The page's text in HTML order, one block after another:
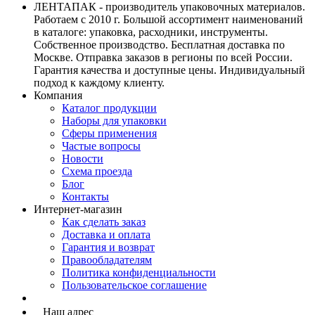
ЛЕНТАПАК - производитель упаковочных материалов.
Работаем с 2010 г. Большой ассортимент наименований
в каталоге: упаковка, расходники, инструменты.
Собственное производство. Бесплатная доставка по
Москве. Отправка заказов в регионы по всей России.
Гарантия качества и доступные цены. Индивидуальный
подход к каждому клиенту.
Компания
Каталог продукции
Наборы для упаковки
Сферы применения
Частые вопросы
Новости
Схема проезда
Блог
Контакты
Интернет-магазин
Как сделать заказ
Доставка и оплата
Гарантия и возврат
Правообладателям
Политика конфиденциальности
Пользовательское соглашение
Наш адрес